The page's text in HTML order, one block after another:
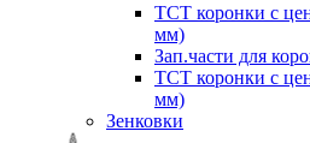
ТСТ коронки с
мм)
Зап.части для
ТСТ коронки с
мм)
Зенковки